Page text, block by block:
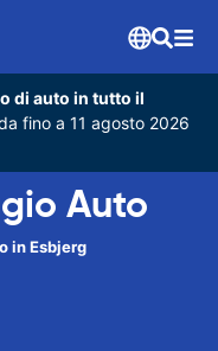
di auto in tutto il
fino a 11 agosto 2026
Auto
in Esbjerg